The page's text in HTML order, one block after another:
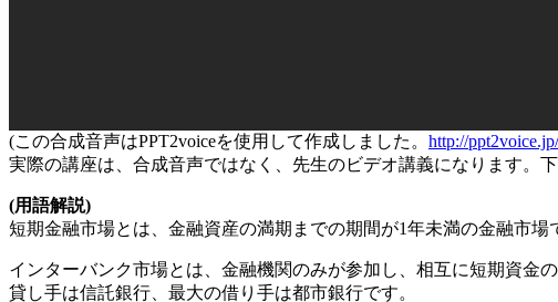
(この合成音声はPPT2voiceを使用して作成しました。 http://ppt2voice.jp/
実際の講座は、合成音声ではなく、先生のビデオ講義になります。
(用語解説)
短期金融市場とは、金融資産の満期までの期間が1年未満の金融市
インターバンク市場とは、金融機関のみが参加し、相互に短期資金
貸し手は信託銀行、最大の借り手は都市銀行です。